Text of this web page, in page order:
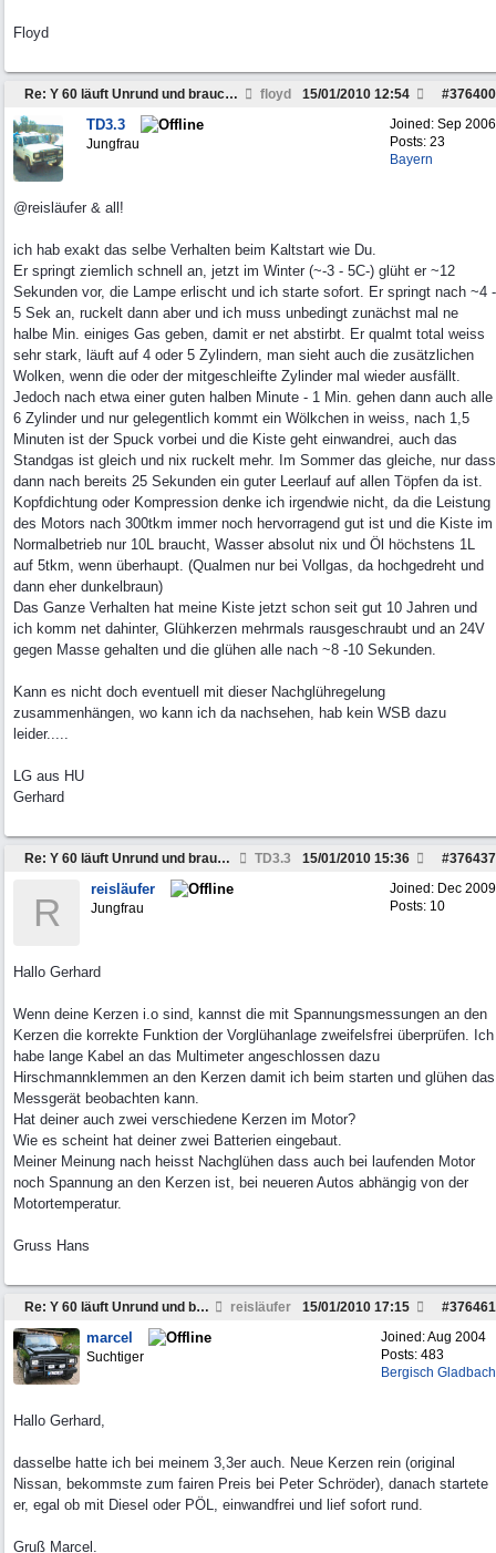
Floyd
Re: Y 60 läuft Unrund und braucht viel Sprit floyd #376400
15/01/2010 12:54
Joined: Sep 2006
Posts: 23
Bayern
TD3.3
Jungfrau
@reisläufer & all!
ich hab exakt das selbe Verhalten beim Kaltstart wie Du.
Er springt ziemlich schnell an, jetzt im Winter (~-3 - 5C-) glüht er ~12
Sekunden vor, die Lampe erlischt und ich starte sofort. Er springt nach ~4 -
5 Sek an, ruckelt dann aber und ich muss unbedingt zunächst mal ne
halbe Min. einiges Gas geben, damit er net abstirbt. Er qualmt total weiss
sehr stark, läuft auf 4 oder 5 Zylindern, man sieht auch die zusätzlichen
Wolken, wenn die oder der mitgeschleifte Zylinder mal wieder ausfällt.
Jedoch nach etwa einer guten halben Minute - 1 Min. gehen dann auch alle
6 Zylinder und nur gelegentlich kommt ein Wölkchen in weiss, nach 1,5
Minuten ist der Spuck vorbei und die Kiste geht einwandrei, auch das
Standgas ist gleich und nix ruckelt mehr. Im Sommer das gleiche, nur dass
dann nach bereits 25 Sekunden ein guter Leerlauf auf allen Töpfen da ist.
Kopfdichtung oder Kompression denke ich irgendwie nicht, da die Leistung
des Motors nach 300tkm immer noch hervorragend gut ist und die Kiste im
Normalbetrieb nur 10L braucht, Wasser absolut nix und Öl höchstens 1L
auf 5tkm, wenn überhaupt. (Qualmen nur bei Vollgas, da hochgedreht und
dann eher dunkelbraun)
Das Ganze Verhalten hat meine Kiste jetzt schon seit gut 10 Jahren und
ich komm net dahinter, Glühkerzen mehrmals rausgeschraubt und an 24V
gegen Masse gehalten und die glühen alle nach ~8 -10 Sekunden.
Kann es nicht doch eventuell mit dieser Nachglühregelung
zusammenhängen, wo kann ich da nachsehen, hab kein WSB dazu
leider.....
LG aus HU
Gerhard
Re: Y 60 läuft Unrund und braucht viel Sprit TD3.3 #376437
15/01/2010 15:36
Joined: Dec 2009
Posts: 10
R
reisläufer
Jungfrau
Hallo Gerhard
Wenn deine Kerzen i.o sind, kannst die mit Spannungsmessungen an den
Kerzen die korrekte Funktion der Vorglühanlage zweifelsfrei überprüfen. Ich
habe lange Kabel an das Multimeter angeschlossen dazu
Hirschmannklemmen an den Kerzen damit ich beim starten und glühen das
Messgerät beobachten kann.
Hat deiner auch zwei verschiedene Kerzen im Motor?
Wie es scheint hat deiner zwei Batterien eingebaut.
Meiner Meinung nach heisst Nachglühen dass auch bei laufenden Motor
noch Spannung an den Kerzen ist, bei neueren Autos abhängig von der
Motortemperatur.
Gruss Hans
Re: Y 60 läuft Unrund und braucht viel Sprit reisläufer #376461
15/01/2010 17:15
Joined:Aug 2004
Posts: 483
Bergisch Gladbach
marcel
Suchtiger
Hallo Gerhard,
dasselbe hatte ich bei meinem 3,3er auch. Neue Kerzen rein (original
Nissan, bekommste zum fairen Preis bei Peter Schröder), danach startete
er, egal ob mit Diesel oder PÖL, einwandfrei und lief sofort rund.
Gruß Marcel.